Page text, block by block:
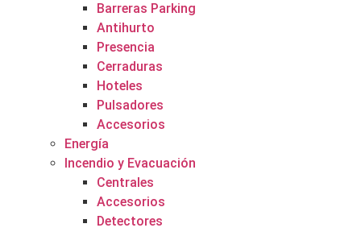
Barreras Parking
Antihurto
Presencia
Cerraduras
Hoteles
Pulsadores
Accesorios
Energía
Incendio y Evacuación
Centrales
Accesorios
Detectores